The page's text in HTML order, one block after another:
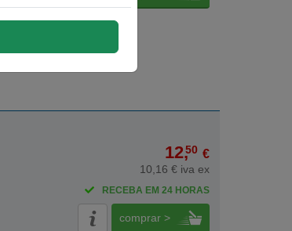
12,50 €
10,16 € iva ex
RECEBA EM 24 HORAS
comprar >